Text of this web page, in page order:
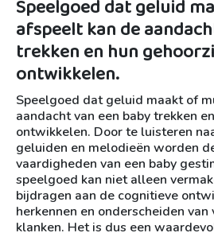
Speelgoed dat geluid
afspeelt kan de
trekken en hun
ontwikkelen.
Speelgoed dat geluid maakt of
aandacht van een baby trekken
ontwikkelen. Door te luisteren
geluiden en melodieën worden
vaardigheden van een baby
speelgoed kan niet alleen
bijdragen aan de cognitieve
herkennen en onderscheiden
klanken. Het is dus een